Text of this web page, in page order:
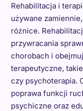
Rehabilitacja i
używane
różnice.
przywracania
chorobach i
terapeutyczne,
czy psychoterapia.
poprawa funkcji
psychiczne oraz